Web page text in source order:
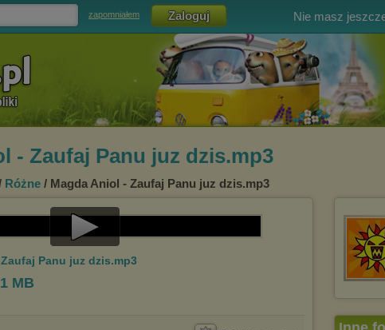
zapomniałem Nie masz
- Zaufaj Panu juz dzis.mp3
Różne / Magda Aniol - Zaufaj Panu juz dzis.mp3
Play
Panu juz dzis.mp3
MB